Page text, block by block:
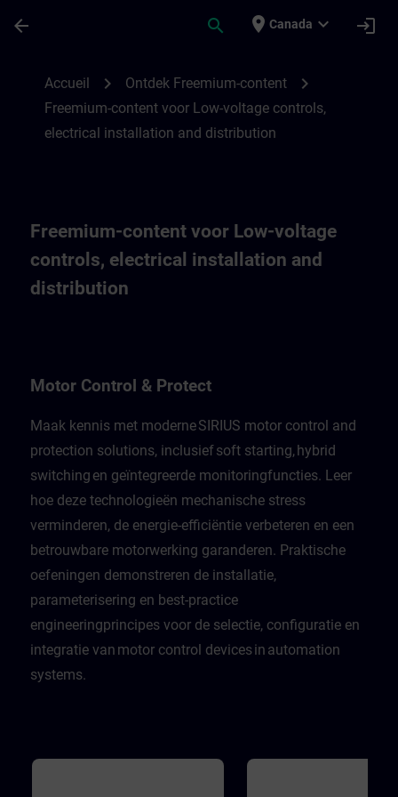
arrow_back search place Canada expand_more login
Accueil chevron_right Ontdek Freemium-content chevron_right
Freemium-content voor Low-voltage controls,
electrical installation and distribution
Freemium-content voor Low-voltage
controls, electrical installation and
distribution
Motor Control & Protect
Maak kennis met moderne SIRIUS motor control and
protection solutions, inclusief soft starting, hybrid
switching en geïntegreerde monitoringfuncties. Leer
hoe deze technologieën mechanische stress
verminderen, de energie-efficiëntie verbeteren en een
betrouwbare motorwerking garanderen. Praktische
oefeningen demonstreren de installatie,
parameterisering en best-practice
engineeringprincipes voor de selectie, configuratie en
integratie van motor control devices in automation
systems.